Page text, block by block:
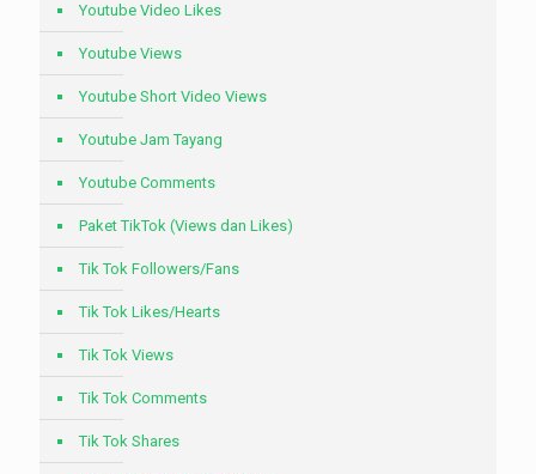
Youtube Video Likes
Youtube Views
Youtube Short Video Views
Youtube Jam Tayang
Youtube Comments
Paket TikTok (Views dan Likes)
Tik Tok Followers/Fans
Tik Tok Likes/Hearts
Tik Tok Views
Tik Tok Comments
Tik Tok Shares